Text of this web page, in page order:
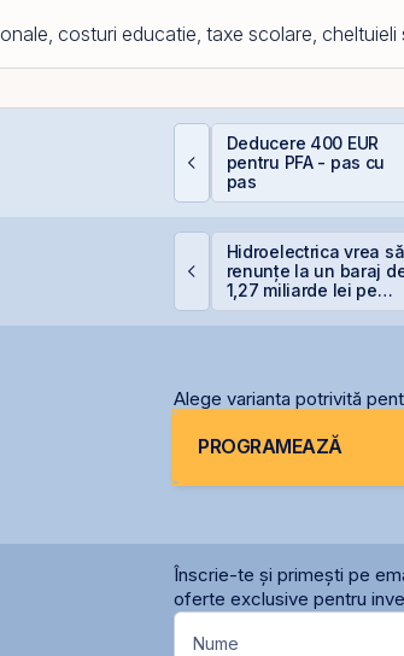
costuri educatie, taxe scolare,
Deducere 400 EUR
pentru PFA - pas cu
pas
Hidroelectrica vrea să
renunțe la un baraj
1,27 miliarde lei pe
Alege varianta potrivită
PROGRAMEAZĂ
Înscrie-te și primești pe
oferte exclusive pentru
Nume